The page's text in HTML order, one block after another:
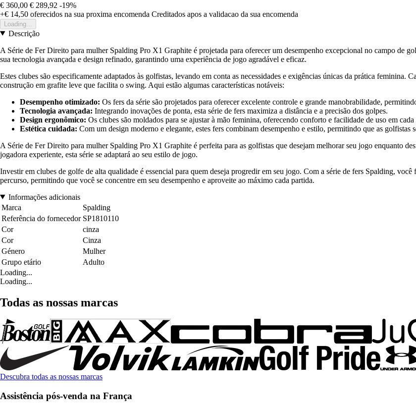
€ 360,00 € 289,92 -19%
+€ 14,50 oferecidos na sua proxima encomenda Creditados apos a validacao da sua encomenda
Loading...
Descrição
A Série de Fer Direito para mulher Spalding Pro X1 Graphite é projetada para oferecer um desempenho excepcional no campo de
sua tecnologia avançada e design refinado, garantindo uma experiência de jogo agradável e eficaz.
Estes clubes são especificamente adaptados às golfistas, levando em conta as necessidades e exigências únicas da prática feminina.
construção em grafite leve que facilita o swing. Aqui estão algumas características notáveis:
Desempenho otimizado: Os fers da série são projetados para oferecer excelente controle e grande manobrabilidade,
Tecnologia avançada: Integrando inovações de ponta, esta série de fers maximiza a distância e a precisão dos golpes.
Design ergonômico: Os clubes são moldados para se ajustar à mão feminina, oferecendo conforto e facilidade de uso em
Estética cuidada: Com um design moderno e elegante, estes fers combinam desempenho e estilo, permitindo que as golfistas
A Série de Fer Direito para mulher Spalding Pro X1 Graphite é perfeita para as golfistas que desejam melhorar seu jogo enquanto
jogadora experiente, esta série se adaptará ao seu estilo de jogo.
Investir em clubes de golfe de alta qualidade é essencial para quem deseja progredir em seu jogo. Com a série de fers Spalding,
percurso, permitindo que você se concentre em seu desempenho e aproveite ao máximo cada partida.
Informações adicionais
Marca
Spalding
Referência do fornecedor SP1810110
Cor
cinza
Cor
Cinza
Género
Mulher
Grupo etário
Adulto
Loading...
Loading...
Todas as nossas marcas
Descubra todas as nossas marcas
Assistência pós-venda na França